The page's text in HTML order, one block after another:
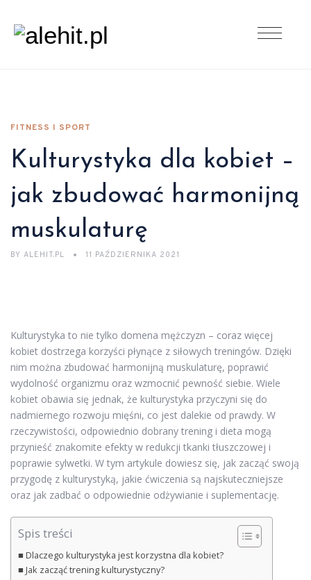
FITNESS I SPORT
Kulturystyka dla kobiet –
jak zbudować harmonijną
muskulaturę
BY ALEHIT.PL 11 PAŹDZIERNIKA 2021
Kulturystyka to nie tylko domena mężczyzn – coraz więcej
kobiet dostrzega korzyści płynące z siłowych treningów. Dzięki
nim można zbudować harmonijną muskulaturę, poprawić
wydolność organizmu oraz wzmocnić pewność siebie. Wiele
kobiet obawia się jednak, że kulturystyka przyczyni się do
nadmiernego rozwoju mięśni, co jest dalekie od prawdy. W
rzeczywistości, odpowiednio dobrany trening i dieta mogą
przynieść znakomite efekty w redukcji tkanki tłuszczowej i
poprawie sylwetki. W tym artykule dowiesz się, jak zacząć swoją
przygodę z kulturystyką, jakie ćwiczenia są najskuteczniejsze
oraz jak zadbać o odpowiednie odżywianie i suplementację.
Spis treści
Dlaczego kulturystyka jest korzystna dla kobiet?
Jak zacząć trening kulturystyczny?